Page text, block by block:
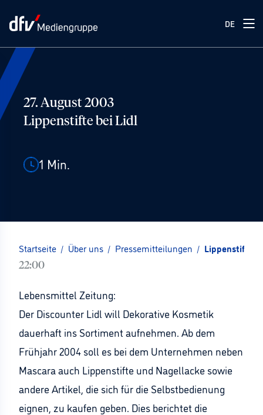
DE
27. August 2003
Lippenstifte bei Lidl
1 Min.
Startseite / Über uns / Pressemitteilungen / Lippenstifte
22:00
Lebensmittel Zeitung:
Der Discounter Lidl will Dekorative Kosmetik
dauerhaft ins Sortiment aufnehmen. Ab dem
Frühjahr 2004 soll es bei dem Unternehmen neben
Mascara auch Lippenstifte und Nagellacke sowie
andere Artikel, die sich für die Selbstbedienung
eignen, zu kaufen geben. Dies berichtet die